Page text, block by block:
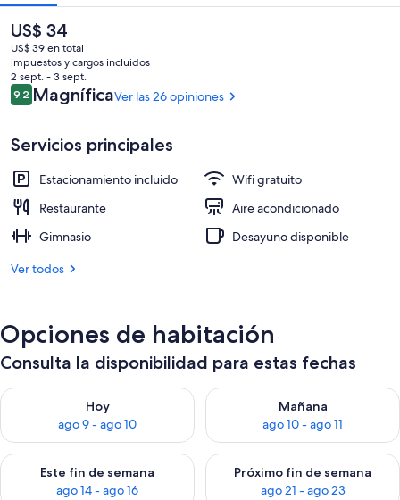
Exterior
El
precio
actual
es
de
US$ 34
US$ 34
US$ 39 en total
impuestos y cargos incluidos
2 sept. - 3 sept.
Opiniones
9,29,2 de 10
MagníficaVer las 26 opiniones
Servicios principales
Estacionamiento incluido
Wifi gratuito
Restaurante
Aire acondicionado
Gimnasio
Desayuno disponible
Ver todos
Opciones de habitación
Consulta la disponibilidad para estas fechas
Hoy
ago 9 - ago 10
Consulta la disponibilidad para hoy ago 9 - ago 10
Mañana
ago 10 - ago 11
Consulta la disponibilidad
Este fin de semana
ago 14 - ago 16
Consulta la disponibilidad para este fin de semana ago 14 -
Próximo fin de semana
ago 21 - ago 23
Consulta la disponibilidad